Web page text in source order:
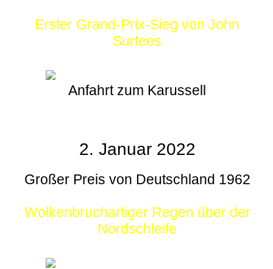
Erster Grand-Prix-Sieg von John
Surtees
Anfahrt zum Karussell
2. Januar 2022
Großer Preis von Deutschland 1962
Wolkenbruchartiger Regen über der
Nordschleife